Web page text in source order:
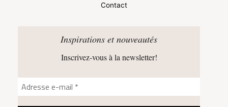
Contact
Inspirations et nouveautés
Inscrivez-vous à la newsletter!